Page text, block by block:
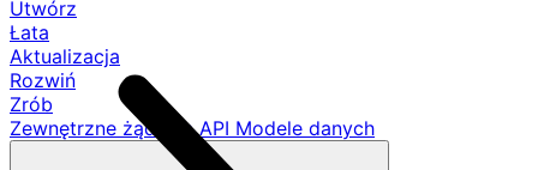
Utwórz
Łata
Aktualizacja
Rozwiń
Zrób
Zewnętrzne żądania API Modele danych